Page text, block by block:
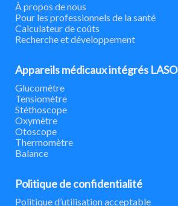
À propos de nous
Pour les professionnels de la santé
Calculateur de coûts
Recherche et développement
Appareils médicaux intégrés LASO
Glucomètre
Tensiomètre
Stéthoscope
Oxymètre
Otoscope
Thermomètre
Balance
Politique de confidentialité
Politique d’utilisation acceptable